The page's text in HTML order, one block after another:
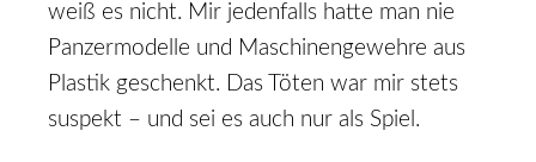
weiß es nicht. Mir jedenfalls hatte man nie
Panzermodelle und Maschinengewehre aus
Plastik geschenkt. Das Töten war mir stets
suspekt – und sei es auch nur als Spiel.